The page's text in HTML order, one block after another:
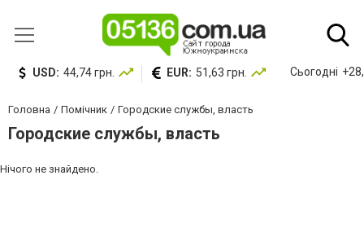
USD: 44,74 грн. EUR: 51,63 грн. Сьогодні
Головна Помічник Городские службы, власть
Городские службы, власть
Нічого не знайдено.